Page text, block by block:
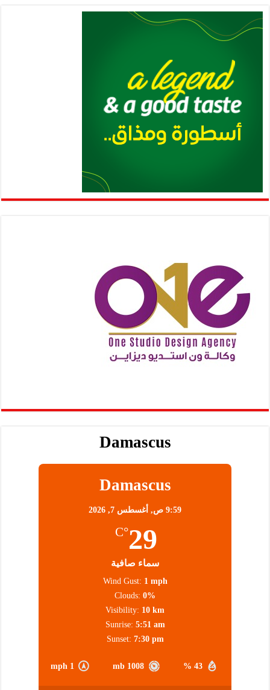
Damascus
Damascus
9:59 ص, أغسطس 7, 2026
29
°C
سماء صافية
43 %
1008 mb
1 mph
Wind Gust: 1 mph
Clouds: 0%
Visibility: 10 km
Sunrise: 5:51 am
Sunset: 7:30 pm